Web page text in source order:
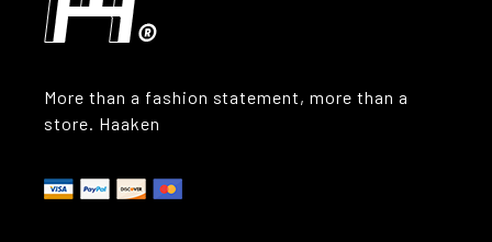
More than a fashion statement, more than a
store. Haaken